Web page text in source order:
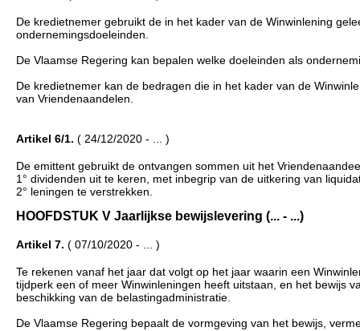
De kredietnemer gebruikt de in het kader van de Winwinlening
ondernemingsdoeleinden.
De Vlaamse Regering kan bepalen welke doeleinden als
De kredietnemer kan de bedragen die in het kader van de
van Vriendenaandelen.
Artikel 6/1. ( 24/12/2020 - ... )
De emittent gebruikt de ontvangen sommen uit het
1° dividenden uit te keren, met inbegrip van de uitkering van
2° leningen te verstrekken.
HOOFDSTUK V Jaarlijkse bewijslevering (... - ...)
Artikel 7. ( 07/10/2020 - ... )
Te rekenen vanaf het jaar dat volgt op het jaar waarin een
tijdperk een of meer Winwinleningen heeft uitstaan, en het bewijs
beschikking van de belastingadministratie.
De Vlaamse Regering bepaalt de vormgeving van het bewijs,